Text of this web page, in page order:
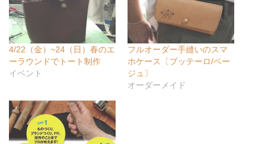
4/22（金）~24（日）春のエ
ーラウンドでトート制作
イベント
フルオーダー手縫いのスマ
ホケース〔ブッテーロ/ベー
ジュ〕
オーダーメイド